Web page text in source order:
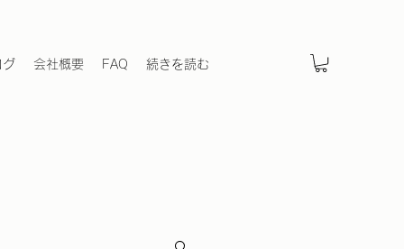
グ 会社概要 FAQ 続きを読む